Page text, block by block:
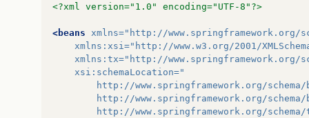
<?xml version="1.0" encoding="UTF-8"?>
<beans xmlns="http://www.springframework.org/
xmlns:xsi="http://www.w3.org/2001/
xmlns:tx="http://www.springframework.org/
xsi:schemaLocation="
http://www.springframework.org/
http://www.springframework.org/
http://www.springframework.org/schema/